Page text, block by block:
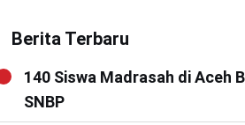
Berita Terbaru
140 Siswa Madrasah di Aceh
SNBP